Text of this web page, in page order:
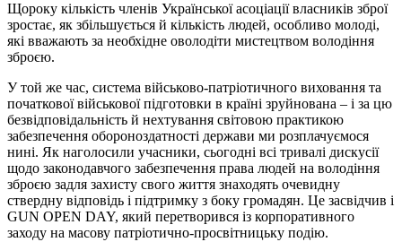
Щороку кількість членів Української асоціації власників зброї
зростає, як збільшується й кількість людей, особливо молоді,
які вважають за необхідне оволодіти мистецтвом володіння
зброєю.
У той же час, система військово-патріотичного виховання та
початкової військової підготовки в країні зруйнована – і за цю
безвідповідальність й нехтування світовою практикою
забезпечення обороноздатності держави ми розплачуємося
нині. Як наголосили учасники, сьогодні всі тривалі дискусії
щодо законодавчого забезпечення права людей на володіння
зброєю задля захисту свого життя знаходять очевидну
ствердну відповідь і підтримку з боку громадян. Це засвідчив і
GUN OPEN DAY, який перетворився із корпоративного
заходу на масову патріотично-просвітницьку подію.